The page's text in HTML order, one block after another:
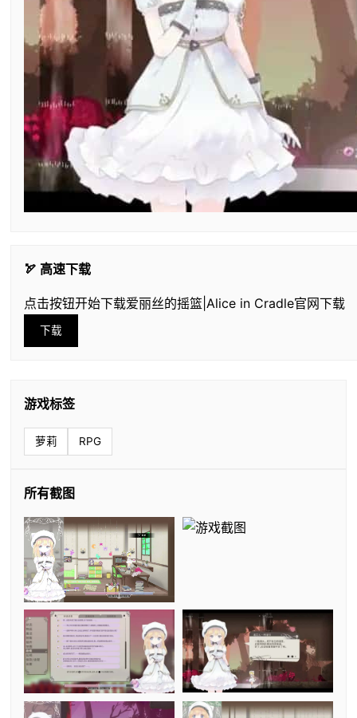
🏹 高速下载
点击按钮开始下载爱丽丝的摇篮|Alice in Cradle官网下载
下载
游戏标签
萝莉 RPG
所有截图